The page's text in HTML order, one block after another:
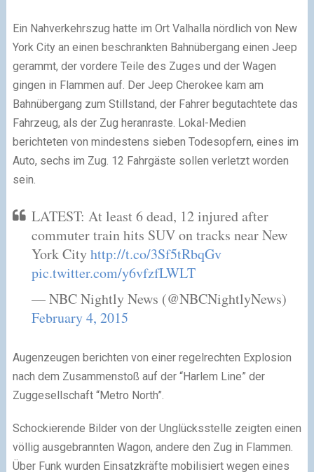
Ein Nahverkehrszug hatte im Ort Valhalla nördlich von New
York City an einen beschrankten Bahnübergang einen Jeep
gerammt, der vordere Teile des Zuges und der Wagen
gingen in Flammen auf. Der Jeep Cherokee kam am
Bahnübergang zum Stillstand, der Fahrer begutachtete das
Fahrzeug, als der Zug heranraste. Lokal-Medien
berichteten von mindestens sieben Todesopfern, eines im
Auto, sechs im Zug. 12 Fahrgäste sollen verletzt worden
sein.
LATEST: At least 6 dead, 12 injured after
commuter train hits SUV on tracks near New
York Cityhttp://t.co/3Sf5tRbqGv
pic.twitter.com/y6vfzfLWLT
— NBC Nightly News (@NBCNightlyNews)
February 4, 2015
Augenzeugen berichten von einer regelrechten Explosion
nach dem Zusammenstoß auf der “Harlem Line” der
Zuggesellschaft “Metro North”.
Schockierende Bilder von der Unglücksstelle zeigten einen
völlig ausgebrannten Wagon, andere den Zug in Flammen.
Über Funk wurden Einsatzkräfte mobilisiert wegen eines